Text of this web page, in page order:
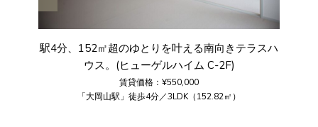
駅4分、152㎡超のゆとりを叶える南向きテラスハ
ウス。(ヒューゲルハイム C-2F)
賃貸価格：¥550,000
「大岡山駅」徒歩4分／3LDK（152.82㎡）